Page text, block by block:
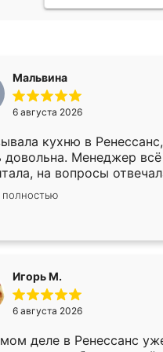
Мальвина
6 августа 2026
кухню в
довольна. Менеджер
на вопросы
приехал в субботу,
со всей
ребята работали
полностью
Игорь М.
6 августа 2026
деле в Ренессанс